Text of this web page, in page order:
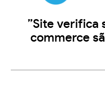
”Site verifica
commerce